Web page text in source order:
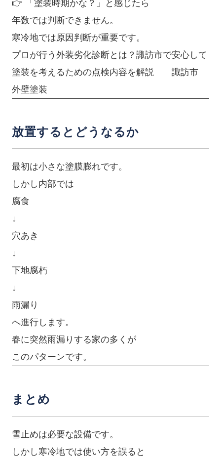
👉 「塗装時期かな？」と感じたら
年数では判断できません。
寒冷地では原因判断が重要です。
プロが行う外装劣化診断とは？諏訪市で安心して
塗装を考えるための点検内容を解説 諏訪市
外壁塗装
放置するとどうなるか
最初は小さな塗膜膨れです。
しかし内部では
腐食
↓
穴あき
↓
下地腐朽
↓
雨漏り
へ進行します。
春に突然雨漏りする家の多くが
このパターンです。
まとめ
雪止めは必要な設備です。
しかし寒冷地では使い方を誤ると